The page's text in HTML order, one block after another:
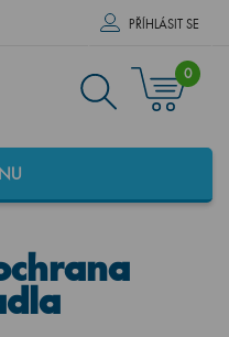
PŘÍHLÁSIT SE
0